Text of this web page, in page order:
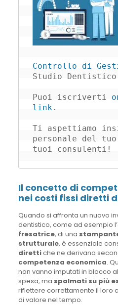
Controllo di
Studio
Puoi iscriverti
link .
Ti aspettiamo
personale del
tuoi consulenti!
Il concetto di
nei costi fissi diretti
Quando si affronta un nuovo
dentistico, come ad esempio
fresatrice, di una
strutturale, è essenziale
direttiche ne derivano
competenza economica.
non vanno imputati in blocco
spesa, ma spalmati su più
riflettere correttamente il loro
di valore nel tempo.